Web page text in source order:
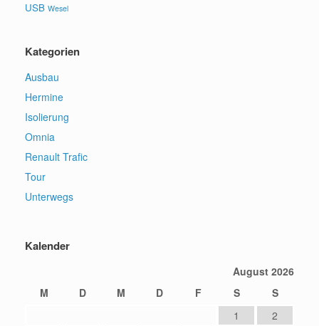
USB Wesel
Kategorien
Ausbau
Hermine
Isolierung
Omnia
Renault Trafic
Tour
Unterwegs
Kalender
August 2026
M
D M D F S
S
1
2